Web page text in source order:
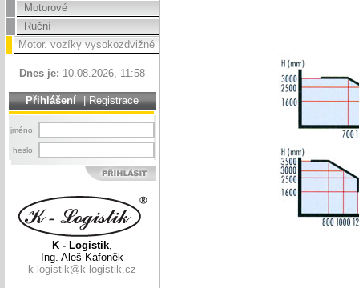
Motorové
Ruční
Motor. vozíky vysokozdvižné
Dnes je: 10.08.2026, 11:58
Přihlášení |Registrace
jméno:
heslo:
K - Logistik,
Ing. Aleš Kafoněk
k-logistik@k-logistik.cz